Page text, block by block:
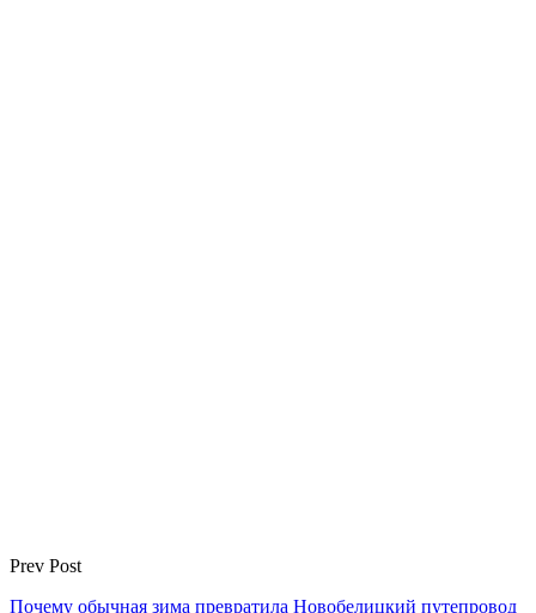
Prev Post
Почему обычная зима превратила Новобелицкий путепровод